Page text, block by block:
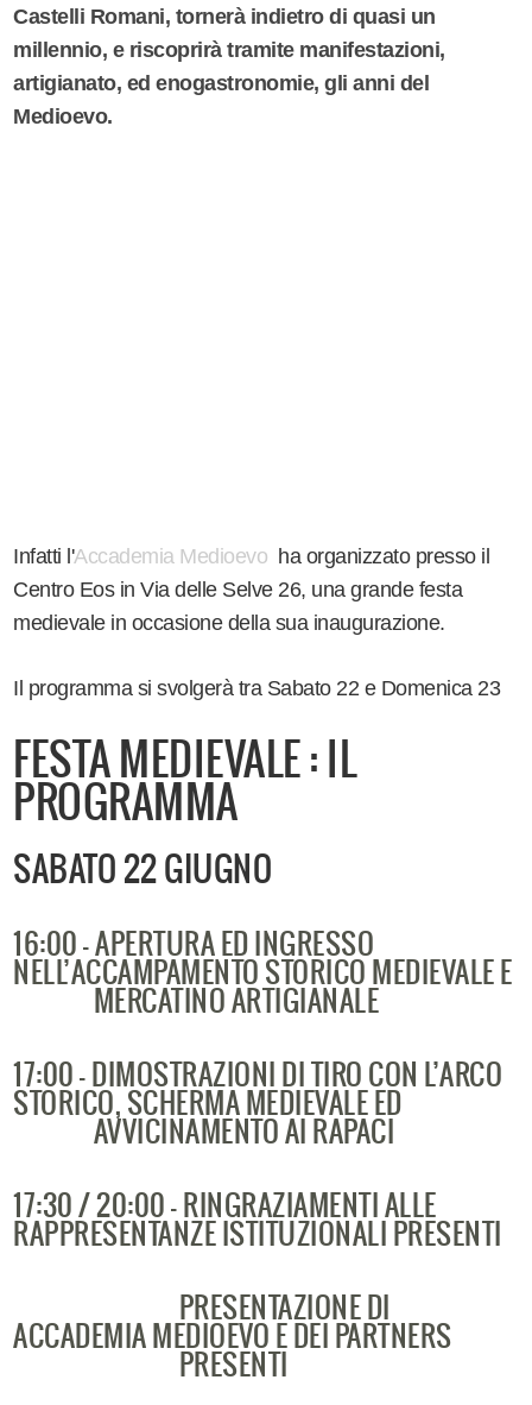
Castelli Romani, tornerà indietro di quasi un
millennio, e riscoprirà tramite manifestazioni,
artigianato, ed enogastronomie, gli anni del
Medioevo.
Infatti l'Accademia Medioevo ha organizzato presso il
Centro Eos in Via delle Selve 26, una grande festa
medievale in occasione della sua inaugurazione.
Il programma si svolgerà tra Sabato 22 e Domenica 23
FESTA MEDIEVALE : IL
PROGRAMMA
SABATO 22 GIUGNO
16:00 - APERTURA ED INGRESSO
NELL’ACCAMPAMENTO STORICO MEDIEVALE E
MERCATINO ARTIGIANALE
17:00 - DIMOSTRAZIONI DI TIRO CON L’ARCO
STORICO, SCHERMA MEDIEVALE ED
AVVICINAMENTO AI RAPACI
17:30 / 20:00 - RINGRAZIAMENTI ALLE
RAPPRESENTANZE ISTITUZIONALI PRESENTI
PRESENTAZIONE DI
ACCADEMIA MEDIOEVO E DEI PARTNERS
PRESENTI